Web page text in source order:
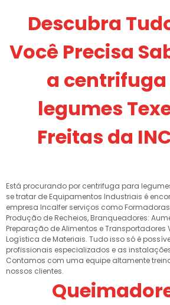
Descubra
Você Precisa
a
legumes
Freitas da
Está procurando por centrifuga para
se tratar de Equipamentos Industriais é
empresa Incalfer serviços como
Produção de Recheios, Branqueadores:
Preparação de Alimentos e Transportadores
Logística de Materiais. Tudo isso só é
profissionais especializados e as
Contamos com uma equipe altamente
nossos clientes.